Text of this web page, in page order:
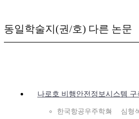
동일학술지(권/호) 다른 논문
나로호 비행안전정보시스템 구
한국항공우주학회 심형